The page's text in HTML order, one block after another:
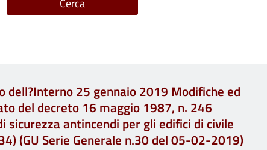
dell?Interno 25 gennaio 2019 Modifiche ed
del decreto 16 maggio 1987, n. 246
sicurezza antincendi per gli edifici di civile
(GU Serie Generale n.30 del 05-02-2019)